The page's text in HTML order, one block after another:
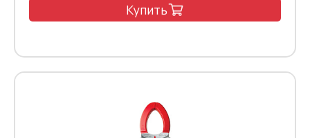
Купить